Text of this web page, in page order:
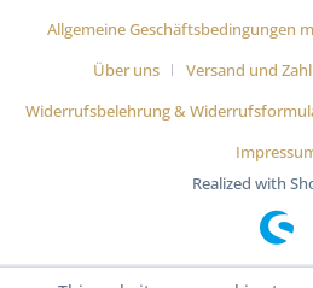
Allgemeine Geschäftsbedingungen
Über uns
Versand und
Widerrufsbelehrung &
Realized with